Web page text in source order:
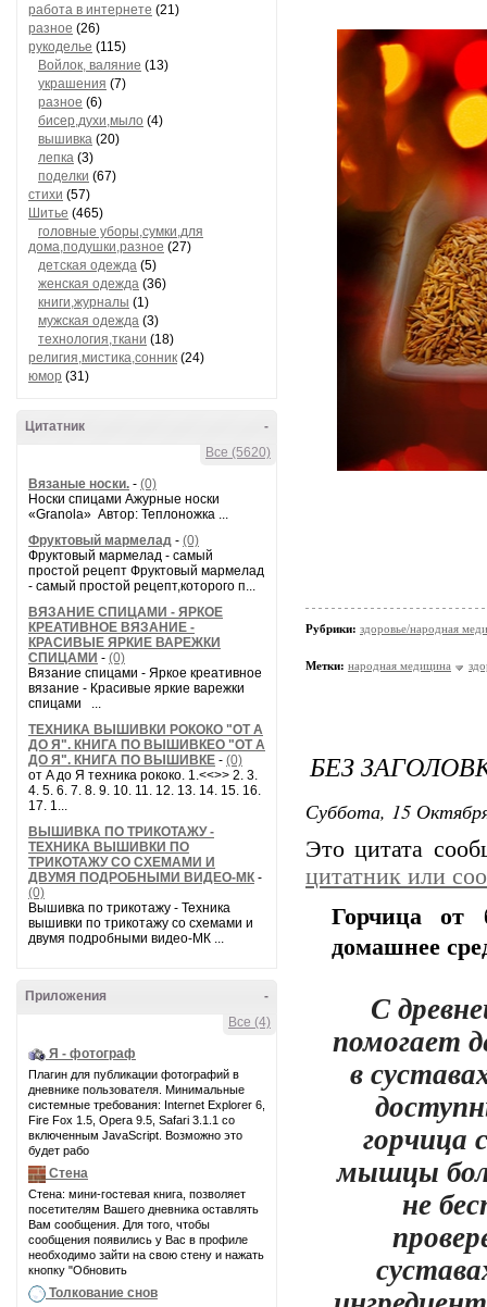
работа в интернете (21)
разное (26)
рукоделье (115)
Войлок, валяние (13)
украшения (7)
разное (6)
бисер,духи,мыло (4)
вышивка (20)
лепка (3)
поделки (67)
стихи (57)
Шитье (465)
головные уборы,сумки,для
дома,подушки,разное (27)
детская одежда (5)
женская одежда (36)
книги,журналы (1)
мужская одежда (3)
технология,ткани (18)
религия,мистика,сонник (24)
юмор (31)
-
Цитатник
Все (5620)
Вязаные носки. - (0)
Носки спицами Ажурные носки
«Granola» Автор: Теплоножка ...
Фруктовый мармелад - (0)
Фруктовый мармелад - самый
простой рецепт Фруктовый мармелад
- самый простой рецепт,которого п...
ВЯЗАНИЕ СПИЦАМИ - ЯРКОЕ
КРЕАТИВНОЕ ВЯЗАНИЕ -
КРАСИВЫЕ ЯРКИЕ ВАРЕЖКИ
СПИЦАМИ - (0)
Вязание спицами - Яркое креативное
вязание - Красивые яркие варежки
спицами ...
ТЕХНИКА ВЫШИВКИ РОКОКО "ОТ А
ДО Я". КНИГА ПО ВЫШИВКЕО "ОТ А
ДО Я". КНИГА ПО ВЫШИВКЕ - (0)
от A до Я техника рококо. 1.<<>> 2. 3.
4. 5. 6. 7. 8. 9. 10. 11. 12. 13. 14. 15. 16.
17. 1...
ВЫШИВКА ПО ТРИКОТАЖУ -
ТЕХНИКА ВЫШИВКИ ПО
ТРИКОТАЖУ СО СХЕМАМИ И
ДВУМЯ ПОДРОБНЫМИ ВИДЕО-МК -
(0)
Вышивка по трикотажу - Техника
вышивки по трикотажу со схемами и
двумя подробными видео-МК ...
-
Приложения
Все (4)
Я - фотограф
Плагин для публикации фотографий в
дневнике пользователя. Минимальные
системные требования: Internet Explorer 6,
Fire Fox 1.5, Opera 9.5, Safari 3.1.1 со
включенным JavaScript. Возможно это
будет рабо
Стена
Стена: мини-гостевая книга, позволяет
посетителям Вашего дневника оставлять
Вам сообщения. Для того, чтобы
сообщения появились у Вас в профиле
необходимо зайти на свою стену и нажать
кнопку "Обновить
Толкование снов
Рубрики: здоровье/народная
Метки: народная медицина
БЕЗ
Суббота, 15
Это цитата
цитатник или
Горчица от
домашнее
С
помогает
в
горчица
мышцы
не